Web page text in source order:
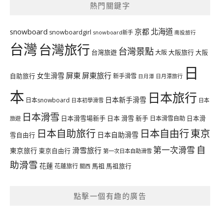
熱門關鍵字
snowboard snowboardgirl snowboard新手 京都 北海道 南投旅行
台灣台灣旅行 台灣旅遊 台灣景點大阪大阪旅行大阪
自助旅行 女生滑雪 屏東 屏東旅行新手滑雪 日月潭 日月潭旅行 日
本 日本snowboard 日本初學滑雪 日本新手滑雪 日本旅行 日本
旅遊 日本滑雪 日本滑雪場新手 日本 滑雪 新手 日本滑雪自助 日本滑
雪自由行 日本自助旅行 日本自助滑雪 日本自由行東京
東京旅行 東京自由行 滑雪旅行 第一次日本自助滑雪 第一次滑雪 自
助滑雪 花蓮花蓮旅行 關西 馬祖 馬祖旅行
點擊一個有趣的廣告